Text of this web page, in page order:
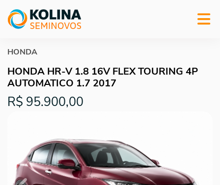
HONDA
HONDA HR-V 1.8 16V FLEX TOURING 4P
AUTOMATICO 1.7 2017
R$ 95.900,00